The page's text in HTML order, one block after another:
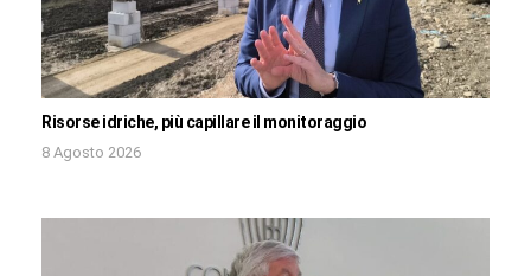
Risorse idriche, più capillare il monitoraggio
8 Agosto 2026